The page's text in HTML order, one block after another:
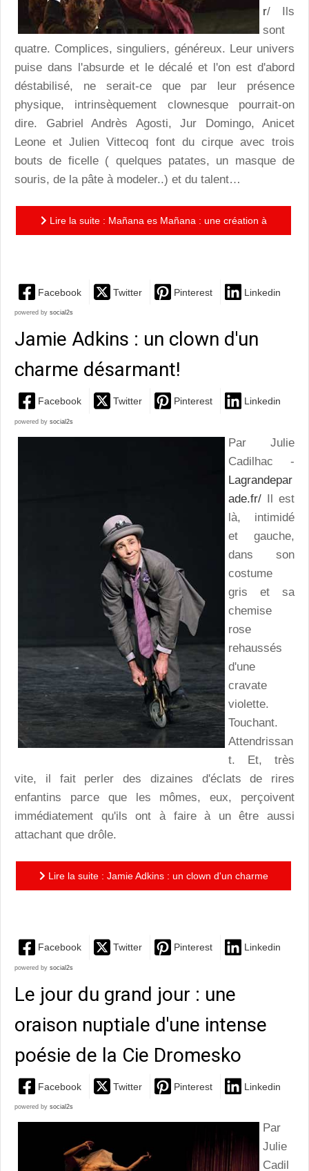
r/ Ils
sont
quatre. Complices, singuliers, généreux. Leur univers
puise dans l'absurde et le décalé et l'on est d'abord
déstabilisé, ne serait-ce que par leur présence
physique, intrinsèquement clownesque pourrait-on
dire. Gabriel Andrès Agosti, Jur Domingo, Anicet
Leone et Julien Vittecoq font du cirque avec trois
bouts de ficelle ( quelques patates, un masque de
souris, de la pâte à modeler..) et du talent…
Lire la suite : Mañana es Mañana : une création à
Facebook Twitter Pinterest Linkedin
powered by social2s
Jamie Adkins : un clown d'un
charme désarmant!
Facebook Twitter Pinterest Linkedin
powered by social2s
Par Julie
Cadilhac -
Lagrandepar
ade.fr/ Il est
là, intimidé
et gauche,
dans son
costume
gris et sa
chemise
rose
rehaussés
d'une
cravate
violette.
Touchant.
Attendrissan
t. Et, très
vite, il fait perler des dizaines d'éclats de rires
enfantins parce que les mômes, eux, perçoivent
immédiatement qu'ils ont à faire à un être aussi
attachant que drôle.
Lire la suite : Jamie Adkins : un clown d'un charme
Facebook Twitter Pinterest Linkedin
powered by social2s
Le jour du grand jour : une
oraison nuptiale d'une intense
poésie de la Cie Dromesko
Facebook Twitter Pinterest Linkedin
powered by social2s
Par
Julie
Cadil